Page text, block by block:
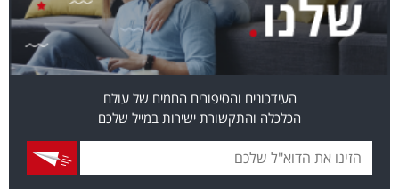
העידכונים והסיפורים החמים של עולם
הכלכלה והתקשורת ישירות במייל שלכם